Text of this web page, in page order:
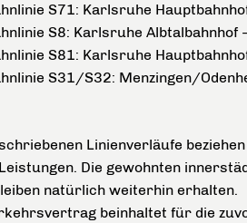
S71: Karlsruhe
S8: Karlsruhe
S81: Karlsruhe
S31/S32: Menzingen/
Linienverläufe
Die gewohnten
natürlich weiterhin erhalten.
beinhaltet für die